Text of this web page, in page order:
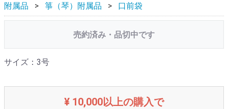
附属品
箏（琴）附属品 口前袋
売約済み・品切中です
サイズ：3号
¥ 10,000以上の購入で